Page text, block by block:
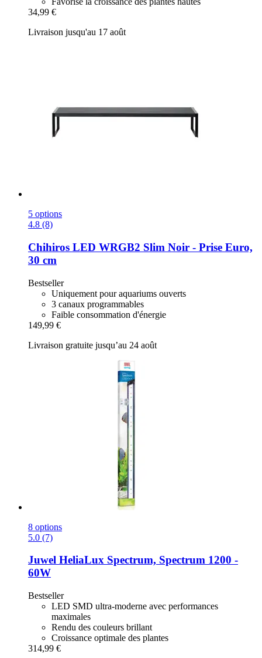
34,99 €
Livraison jusqu'au 17 août
5 options
4.8 (8)
Chihiros LED WRGB2 Slim Noir -​ Prise Euro,
30 cm
Bestseller
Uniquement pour aquariums ouverts
3 canaux programmables
Faible consommation d'énergie
149,99 €
Livraison gratuite jusqu’au 24 août
8 options
5.0 (7)
Juwel HeliaLux Spectrum, Spectrum 1200 -​
60W
Bestseller
LED SMD ultra-moderne avec performances
maximales
Rendu des couleurs brillant
Croissance optimale des plantes
314,99 €